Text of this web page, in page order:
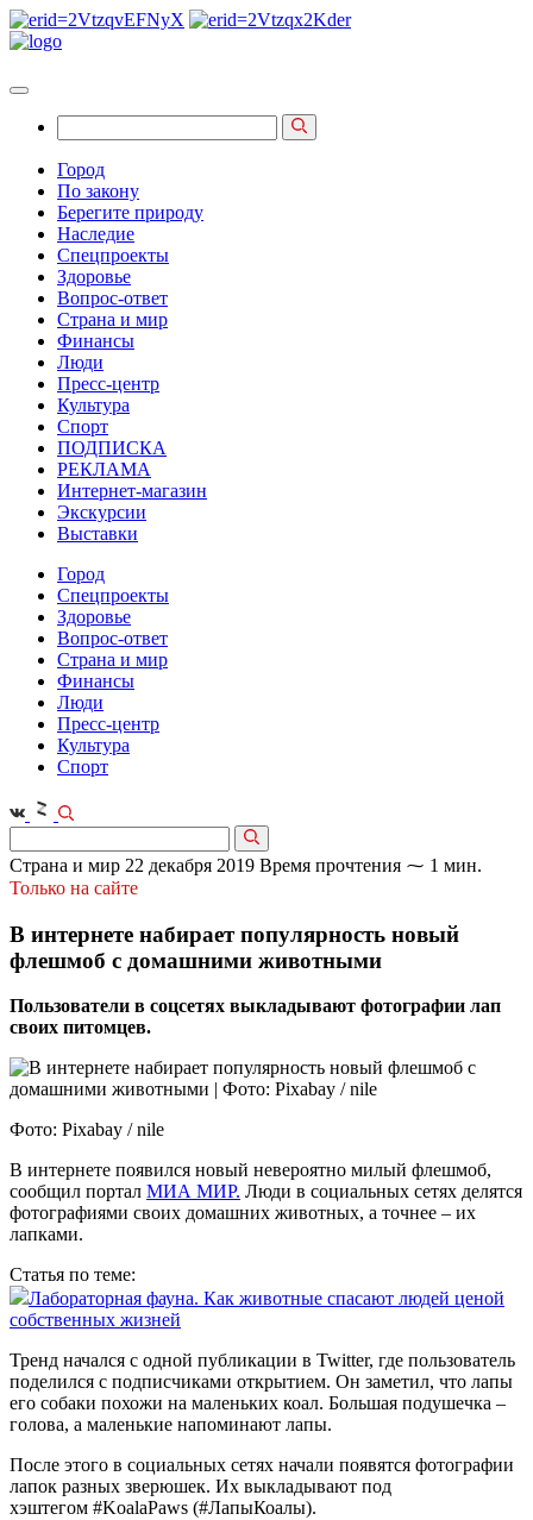
Город
По закону
Берегите природу
Наследие
Спецпроекты
Здоровье
Вопрос-ответ
Страна и мир
Финансы
Люди
Пресс-центр
Культура
Спорт
ПОДПИСКА
РЕКЛАМА
Интернет-магазин
Экскурсии
Выставки
Город
Спецпроекты
Здоровье
Вопрос-ответ
Страна и мир
Финансы
Люди
Пресс-центр
Культура
Спорт
Страна и мир 22 декабря 2019 Время прочтения ⁓ 1 мин.
Только на сайте
В интернете набирает популярность новый
флешмоб с домашними животными
Пользователи в соцсетях выкладывают фотографии лап
своих питомцев.
Фото: Pixabay / nile
В интернете появился новый невероятно милый флешмоб,
сообщил портал МИА МИР. Люди в социальных сетях делятся
фотографиями своих домашних животных, а точнее – их
лапками.
Статья по теме:
Лабораторная фауна. Как животные спасают людей ценой
собственных жизней
Тренд начался с одной публикации в Twitter, где пользователь
поделился с подписчиками открытием. Он заметил, что лапы
его собаки похожи на маленьких коал. Большая подушечка –
голова, а маленькие напоминают лапы.
После этого в социальных сетях начали появятся фотографии
лапок разных зверюшек. Их выкладывают под
хэштегом #KoalaPaws (#ЛапыКоалы).